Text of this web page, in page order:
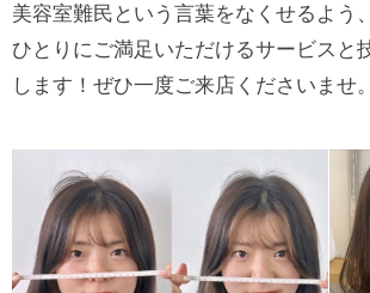
美容室難民という言葉をなくせるよう
ひとりにご満足いただけるサービスと
します！ぜひ一度ご来店くださいませ。